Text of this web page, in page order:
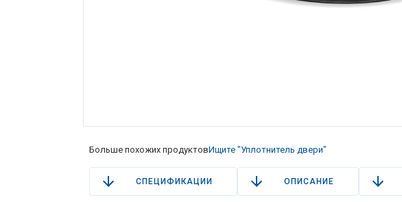
Больше похожих продуктовИщите "Уплотнитель двери"
СПЕЦИФИКАЦИИ ОПИСАНИЕ